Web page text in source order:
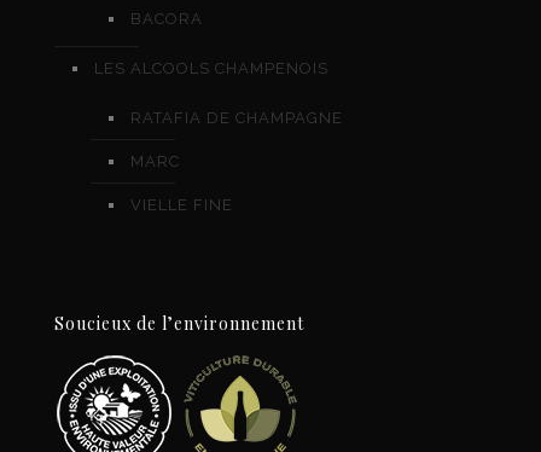
BACORA
LES ALCOOLS CHAMPENOIS
RATAFIA DE CHAMPAGNE
MARC
VIELLE FINE
Soucieux de l’environnement